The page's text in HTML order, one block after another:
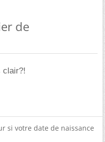
de
clair?!
si votre date de naissance